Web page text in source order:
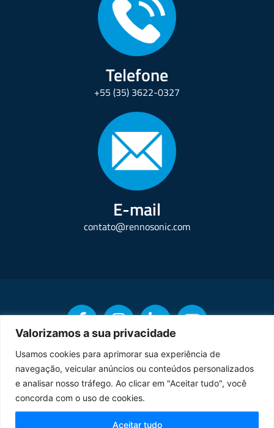
Valorizamos a sua privacidade
Usamos cookies para aprimorar sua experiência de
navegação, veicular anúncios ou conteúdos personalizados
e analisar nosso tráfego. Ao clicar em "Aceitar tudo", você
concorda com o uso de cookies.
Aceitar tudo
Telefone
+55 (35) 3622-0327
E-mail
contato@rennosonic.com
Copyright © Rennosonic. Todos os direitos reservados.